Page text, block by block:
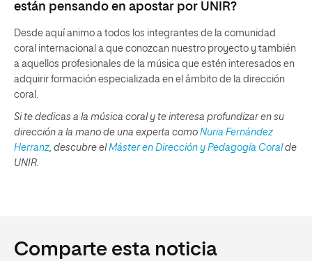
están pensando en apostar por UNIR?
Desde aquí animo a todos los integrantes de la comunidad
coral internacional a que conozcan nuestro proyecto y también
a aquellos profesionales de la música que estén interesados en
adquirir formación especializada en el ámbito de la dirección
coral.
Si te dedicas a la música coral y te interesa profundizar en su
dirección a la mano de una experta como Nuria Fernández
Herranz, descubre el Máster en Dirección y Pedagogía Coral de
UNIR.
Comparte esta noticia